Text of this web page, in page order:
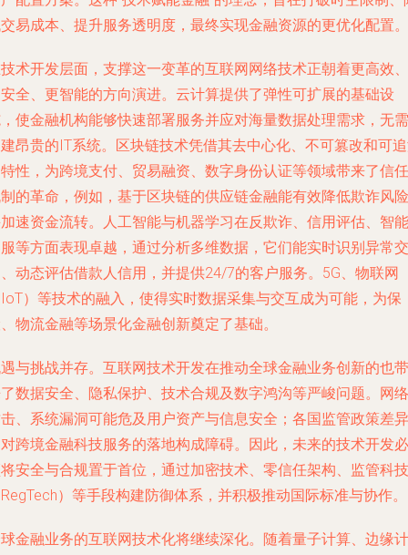
易成本、提升服务透明度，最终实现金融资源的更优化配置。
术开发层面，支撑这一变革的互联网网络技术正朝着更高效、
全、更智能的方向演进。云计算提供了弹性可扩展的基础设
使金融机构能够快速部署服务并应对海量数据处理需求，无需
昂贵的IT系统。区块链技术凭借其去中心化、不可篡改和可
性，为跨境支付、贸易融资、数字身份认证等领域带来了信任
的革命，例如，基于区块链的供应链金融能有效降低欺诈风险
速资金流转。人工智能与机器学习在反欺诈、信用评估、智能
等方面表现卓越，通过分析多维数据，它们能实时识别异常交
动态评估借款人信用，并提供24/7的客户服务。5G、物联网
）等技术的融入，使得实时数据采集与交互成为可能，为保
物流金融等场景化金融创新奠定了基础。
与挑战并存。互联网技术开发在推动全球金融业务创新的也带
数据安全、隐私保护、技术合规及数字鸿沟等严峻问题。网络
、系统漏洞可能危及用户资产与信息安全；各国监管政策差异
跨境金融科技服务的落地构成障碍。因此，未来的技术开发必
安全与合规置于首位，通过加密技术、零信任架构、监管科技
）等手段构建防御体系，并积极推动国际标准与协作。
金融业务的互联网技术化将继续深化。随着量子计算、边缘计